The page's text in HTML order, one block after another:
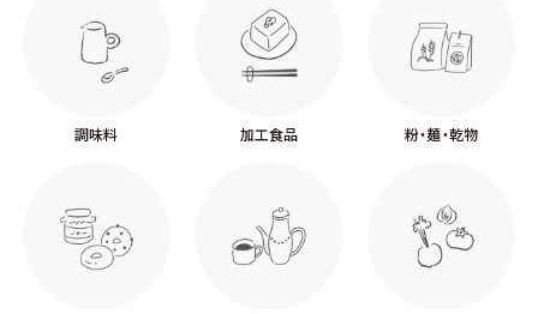
調味料 加工食品 粉・麺・乾物